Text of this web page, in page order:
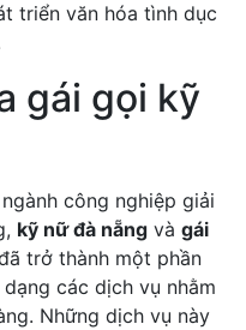
triển văn hóa tình dục
gái gọi kỹ
công nghiệp giải
kỹ nữ đà nẵng và gái
trở thành một phần
các dịch vụ nhằm
Những dịch vụ này